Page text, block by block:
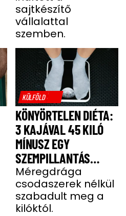
sajtkészítő
vállalattal
szemben.
KÜLFÖLD
KÖNYÖRTELEN DIÉTA:
3 KAJÁVAL 45 KILÓ
MÍNUSZ EGY
SZEMPILLANTÁS
ALATT
Méregdrága
csodaszerek nélkül
szabadult meg a
kilóktól.